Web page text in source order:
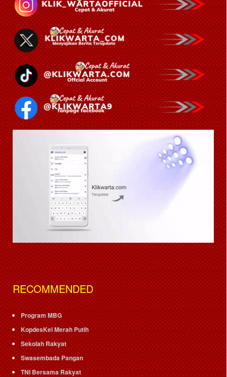
RECOMMENDED
Program MBG
KopdesKel Merah Putih
Sekolah Rakyat
Swasembada Pangan
TNI Bersama Rakyat